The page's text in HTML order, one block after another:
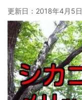
更新日： 2018年4月5日